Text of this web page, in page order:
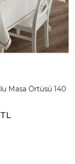
Masa Örtüsü 140